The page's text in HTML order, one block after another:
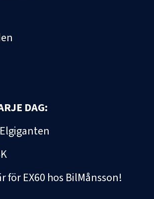
DAG:
för EX60 hos BilMånsson!